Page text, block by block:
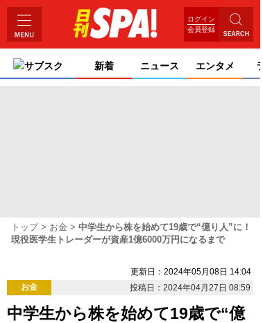
ログイン
会員登録
サブスク 新着 ニュース エンタメ
トップ お金
中学生から株を始めて19歳で“億り人”に！
現役医学生トレーダーが資産1億6000万円になるまで
更新日：2024年05月08日 14:04
お金
投稿日：2024年04月27日 08:59
中学生から株を始めて19歳で“億